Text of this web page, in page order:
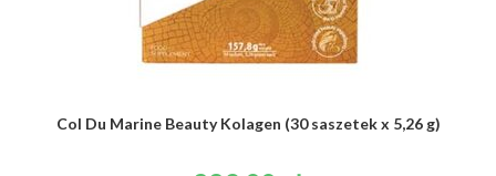
Col Du Marine Beauty Kolagen (30 saszetek x 5,26 g)